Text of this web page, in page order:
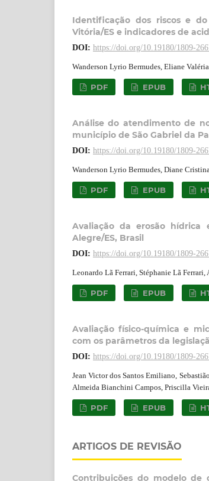
Identificação dos riscos e
Vitória/ES e indicadores de
DOI: https://doi.org/10.19180/1809-
Wanderson Lyrio Bermudes, Eliane
PDF EPUB
Análise do atendimento de
município de São Gabriel da
DOI: https://doi.org/10.19180/1809-
Wanderson Lyrio Bermudes, Diane
PDF EPUB
Avaliação da erosão
Alegre/ES, Brasil
DOI: https://doi.org/10.19180/1809-
Leonardo Lã Ferrari, Stéphanie Lã Ferrari,
PDF EPUB
Avaliação físico-química e
com os parâmetros da
DOI: https://doi.org/10.19180/1809-
Jean Victor dos Santos Emiliano,
Almeida Bianchini Campos, Priscilla
PDF EPUB
ARTIGOS DE REVISÃO
Contribuições do modelo de